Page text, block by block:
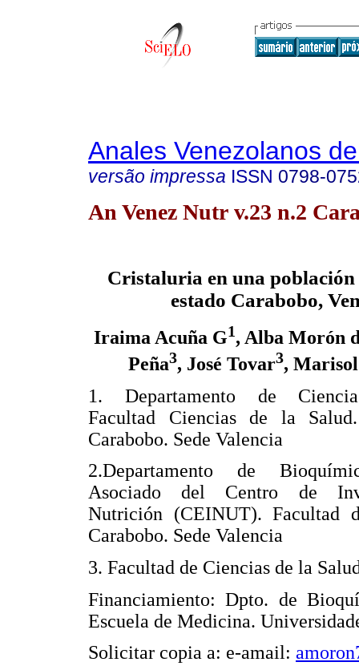
Anales Venezolanos
versão impressa ISSN 0798-
An Venez Nutr v.23 n.2
Cristaluria en una
estado Carabobo,
Iraima Acuña G1, Alba Morón
Peña3, José Tovar3,
1. Departamento de
Facultad Ciencias de la
Carabobo. Sede Valencia
2.Departamento de
Asociado del Centro de
Nutrición (CEINUT). Facultad
Carabobo. Sede Valencia
3. Facultad de Ciencias de la
Financiamiento: Dpto. de
Escuela de Medicina.
Solicitar copia a: e-amail: